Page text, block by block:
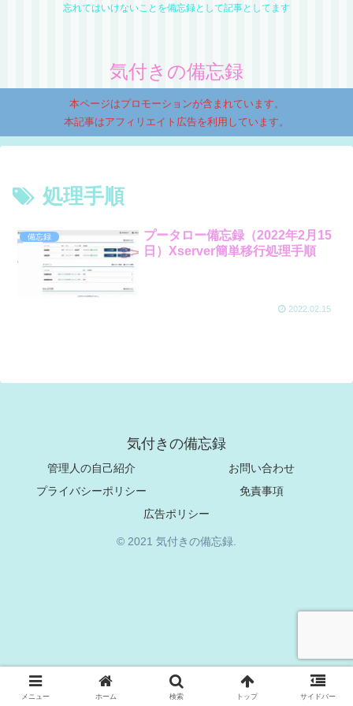
忘れてはいけないことを備忘録として記事としてます
気付きの備忘録
本ページはプロモーションが含まれています。
本記事はアフィリエイト広告を利用しています。
処理手順
備忘録
プータロー備忘録（2022年2月15
日）Xserver簡単移行処理手順
2022.02.15
気付きの備忘録
管理人の自己紹介
お問い合わせ
プライバシーポリシー
免責事項
広告ポリシー
© 2021 気付きの備忘録.
メニュー ホーム 検索 トップ サイドバー